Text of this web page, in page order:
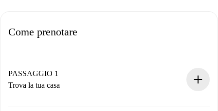
Come prenotare
PASSAGGIO 1
Trova la tua casa